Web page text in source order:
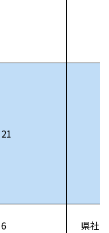
21
6 県社